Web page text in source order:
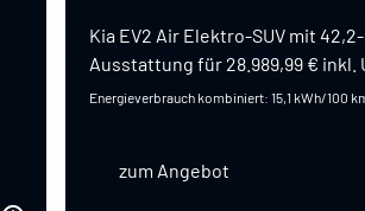
Kia EV2 Air Elektro-SUV mit
Ausstattung für 28.989,99 € inkl.
Energieverbrauch kombiniert: 15,1 kWh/100
zum Angebot